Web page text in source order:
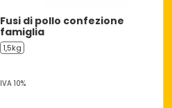
Fusi di pollo confezione
famiglia
1,5kg
IVA 10%